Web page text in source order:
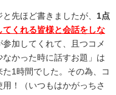
先ほど書きましたが、 1点
てくれる皆様と会話をしな
加してくれて、且つコメ
かった時に話すお題」は
1時間でした。その為、コ
！（いつもはかがっちさ